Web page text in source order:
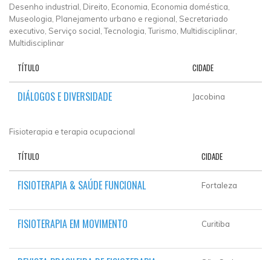
Desenho industrial, Direito, Economia, Economia doméstica,
Museologia, Planejamento urbano e regional, Secretariado
executivo, Serviço social, Tecnologia, Turismo, Multidisciplinar,
Multidisciplinar
TÍTULO CIDADE
DIÁLOGOS E DIVERSIDADE Jacobina
Fisioterapia e terapia ocupacional
TÍTULO CIDADE
FISIOTERAPIA & SAÚDE FUNCIONAL Fortaleza
FISIOTERAPIA EM MOVIMENTO Curitiba